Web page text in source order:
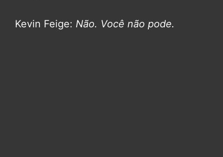
Kevin Feige: Não. Você não pode.